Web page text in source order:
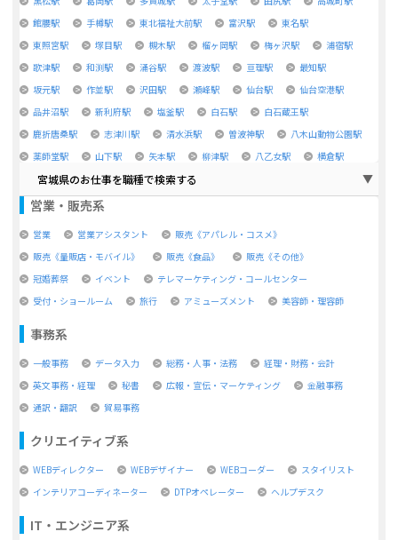
館腰駅
手樽駅 東北福祉大前駅 富沢駅
東名駅
東照宮駅
塚目駅 槻木駅 榴ヶ岡駅 梅ヶ沢駅
浦宿駅
歌津駅
和渕駅 涌谷駅 渡波駅 亘理駅
最知駅
坂元駅
作並駅 沢田駅 瀬峰駅 仙台駅
仙台空港駅
品井沼駅
新利府駅 塩釜駅 白石駅
白石蔵王駅
鹿折唐桑駅
志津川駅 清水浜駅 曽波神駅
八木山動物公園駅
薬師堂駅
山下駅 矢本駅 柳津駅 八乙女駅 横倉駅
宮城県のお仕事を職種で検索する
営業・販売系
営業 営業アシスタント
販売《アパレル・コスメ》
販売《量販店・モバイル》
販売《食品》
販売《その他》
冠婚葬祭
イベント
テレマーケティング・コールセンター
受付・ショールーム
旅行 アミューズメント 美容師・理容師
事務系
一般事務 データ入力 総務・人事・法務
経理・財務・会計
英文事務・経理
秘書 広報・宣伝・マーケティング
金融事務
通訳・翻訳
貿易事務
クリエイティブ系
WEBディレクター WEBデザイナー WEBコーダー
スタイリスト
インテリアコーディネーター
DTPオペレーター ヘルプデスク
IT・エンジニア系